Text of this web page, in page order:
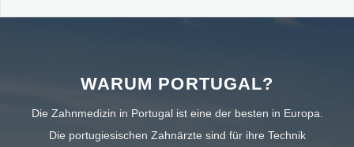
WARUM PORTUGAL?
Die Zahnmedizin in Portugal ist eine der besten in Europa.
Die portugiesischen Zahnärzte sind für ihre Technik